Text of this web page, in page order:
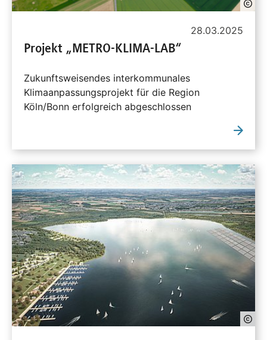
28.03.2025
Projekt „METRO-KLIMA-LAB“
Zukunftsweisendes interkommunales
Klimaanpassungsprojekt für die Region
Köln/Bonn erfolgreich abgeschlossen